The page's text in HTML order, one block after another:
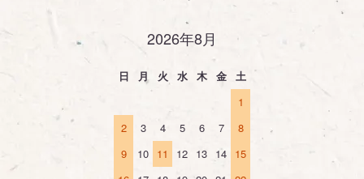
2026年8月
日 月 火 水 木 金
土
1
2
3 4 5 6 7
8
9
10 11 12 13 14 15